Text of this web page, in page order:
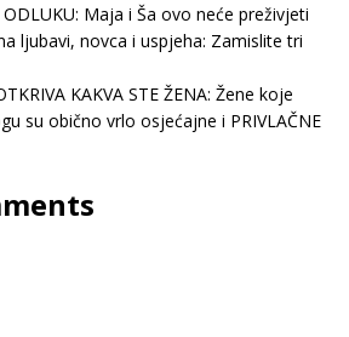
Maja i Ša ovo neće preživjeti
ljubavi, novca i uspjeha: Zamislite tri
KAKVA STE ŽENA: Žene koje
su obično vrlo osjećajne i PRIVLAČNE